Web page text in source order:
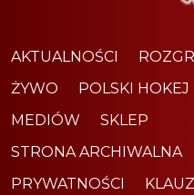
AKTUALNOŚCI
ŻYWO
POLSKI HOKEJ
MEDIÓW
SKLEP
STRONA ARCHIWALNA
PRYWATNOŚCI